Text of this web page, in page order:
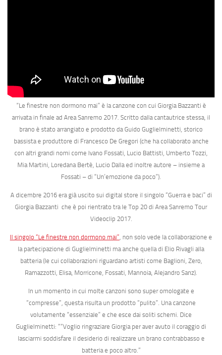
“Le finestre non dormono mai” è la canzone con cui Giorgia Bazzanti è
arrivata in finale ad Area Sanremo 2017. Scritto dalla cantautrice stessa, il
brano è stato arrangiato e prodotto da Guido Guglielminetti , storico
bassista e produttore di Francesco De Gregori (che ha collaborato anche
con altri grandi nomi come Ivano Fossati, Lucio Battisti, Umberto Tozzi,
Mia Martini, Loredana Bertè, Lucio Dalla ed inoltre autore – insieme a
Fossati – di “Un’emozione da poco”).
A dicembre 2016 era già uscito sui digital store il singolo “Guerra e baci” di
Giorgia Bazzanti che è poi rientrato tra le Top 20 di Area Sanremo Tour
Videoclip 2017.
Il singolo “Le finestre non dormono mai”, non solo vede la collaborazione e
la partecipazione di Guglielminetti ma anche quella di Elio Rivagli alla
batteria (le cui collaborazioni riguardano artisti come Baglioni, Zero,
Ramazzotti, Elisa, Morricone, Fossati, Mannoia, Alejandro Sanz).
In un momento in cui molte canzoni sono super omologate e
“compresse”, questa risulta un prodotto “pulito”. Una canzone
volutamente “essenziale” e che esce dai soliti schemi. Dice
Guglielminetti: ““Voglio ringraziare Giorgia per aver avuto il coraggio di
lasciarmi soddisfare il desiderio di realizzare un brano contrabbasso e
batteria e poco altro.”